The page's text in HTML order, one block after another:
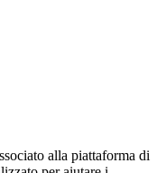
alla piattaforma di